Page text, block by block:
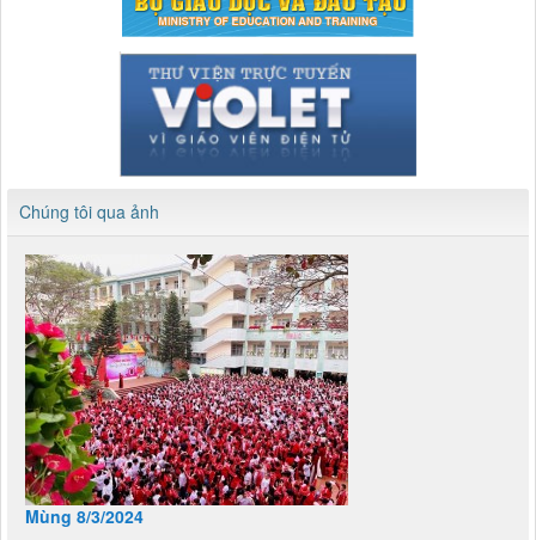
Chúng tôi qua ảnh
Mùng 8/3/2024